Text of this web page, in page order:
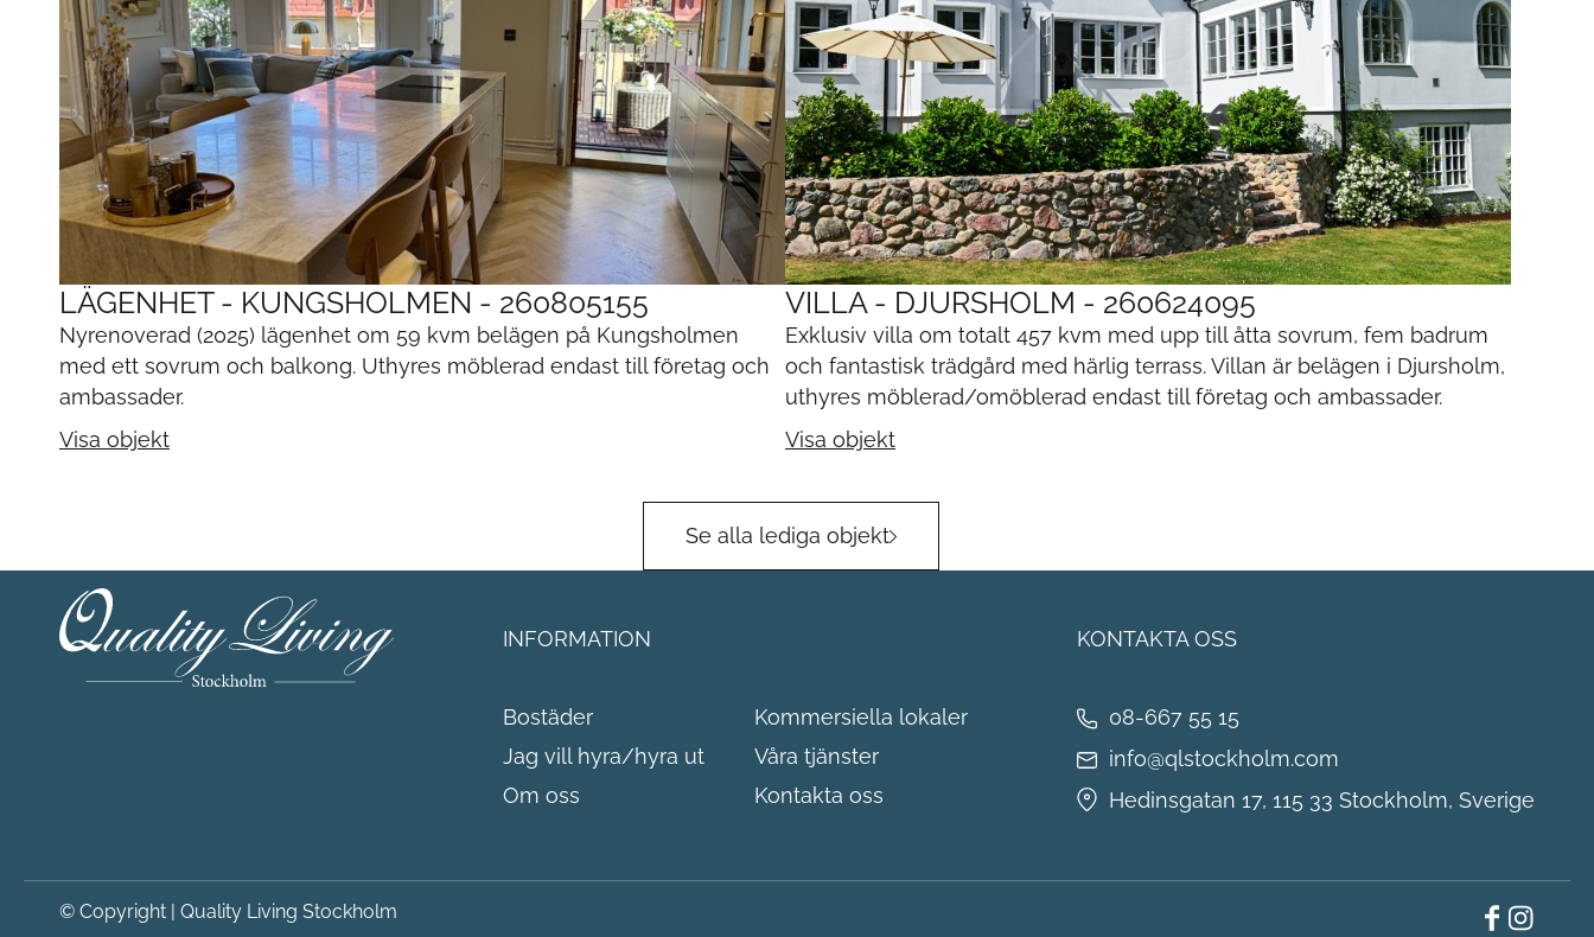
LÄGENHET - KUNGSHOLMEN - 260805155
Nyrenoverad (2025) lägenhet om 59 kvm belägen på Kungsholmen
med ett sovrum och balkong. Uthyres möblerad endast till företag och
ambassader.
Visa objekt
VILLA - DJURSHOLM - 260624095
Exklusiv villa om totalt 457 kvm med upp till åtta sovrum, fem badrum
och fantastisk trädgård med härlig terrass. Villan är belägen i Djursholm,
uthyres möblerad/omöblerad endast till företag och ambassader.
Visa objekt
Se alla lediga objekt
INFORMATION
Bostäder
Kommersiella lokaler
Jag vill hyra/hyra ut
Våra tjänster
Om oss
Kontakta oss
KONTAKTA OSS
08-667 55 15
info@qlstockholm.com
Hedinsgatan 17, 115 33 Stockholm, Sverige
© Copyright Quality Living Stockholm